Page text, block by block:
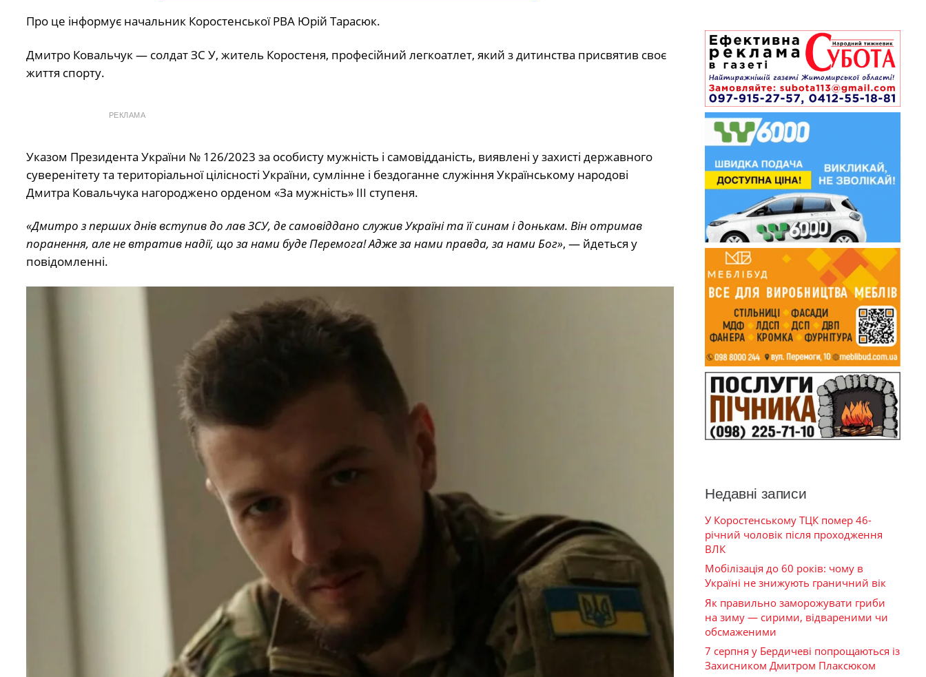
Про це інформує начальник Коростенської РВА Юрій Тарасюк.
Дмитро Ковальчук — солдат ЗС У, житель Коростеня, професійний легкоатлет, який з дитинства присвятив своє
життя спорту.
РЕКЛАМА
Указом Президента України № 126/2023 за особисту мужність і самовідданість, виявлені у захисті державного
суверенітету та територіальної цілісності України, сумлінне і бездоганне служіння Українському народові
Дмитра Ковальчука нагороджено орденом «За мужність» ІІІ ступеня.
«Дмитро з перших днів вступив до лав ЗСУ, де самовіддано служив Україні та її синам і донькам. Він отримав
поранення, але не втратив надії, що за нами буде Перемога! Адже за нами правда, за нами Бог», — йдеться у
повідомленні.
Недавні записи
У Коростенському ТЦК помер 46-
річний чоловік після проходження
ВЛК
Мобілізація до 60 років: чому в
Україні не знижують граничний вік
Як правильно заморожувати гриби
на зиму — сирими, відвареними чи
обсмаженими
7 серпня у Бердичеві попрощаються із
Захисником Дмитром Плаксюком